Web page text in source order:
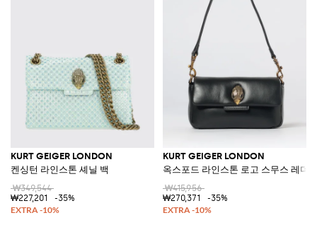
KURT GEIGER LONDON
켄싱턴 라인스톤 셰닐 백
₩349,544
₩227,201
-35%
KURT GEIGER LONDON
옥스포드 라인스톤 로고 스무스 레더
₩415,956
₩270,371
-35%